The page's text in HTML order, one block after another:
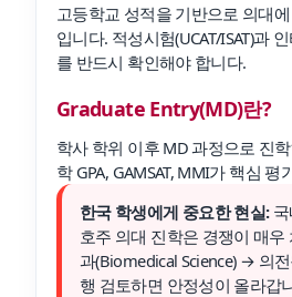
고등학교 성적을 기반으로 의대
입니다. 적성시험(UCAT/ISAT)과
를 반드시 확인해야 합니다.
Graduate Entry(MD)란?
학사 학위 이후 MD 과정으로 진
학 GPA, GAMSAT, MMI가 핵심 평
한국 학생에게 중요한 현실:국
호주 의대 진학은 경쟁이 매우
과(Biomedical Science) → 의
행 검토하면 안정성이 올라갑